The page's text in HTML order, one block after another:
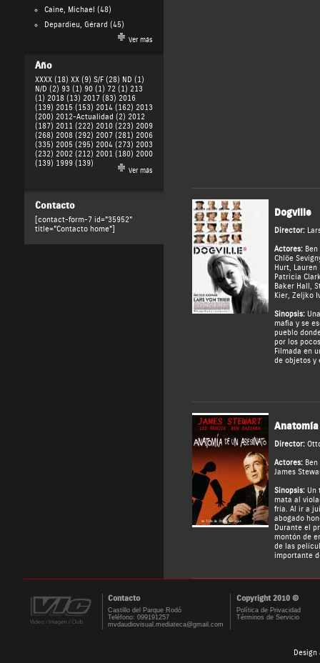
Caine, Michael (48)
Depardieu, Gérard (45)
Ver más
Año
XXXX (18) XX (9) S/F (28) ND (1)
N/D (2) 93 (1) 90 (1) 72 (1) 213
(1) 2018 (13) 2017 (83) 2016
(139) 2015 (153) 2014 (162) 2013
(200) 2012-Actualidad (2) 2012
(187) 2011 (222) 2010 (223) 2009
(268) 2008 (292) 2007 (281) 2006
(335) 2005 (295) 2004 (273) 2003
(232) 2002 (212) 2001 (180) 2000
(139) 1999 (139)
Ver más
Contacto
[contact-form-7 id="35952"
title="Contacto home"]
Dogville
Director:
Actores:
Chlöe
Hurt, Lauren
Patricia
Baker Hall ,
Kier, Zeljko
Sinopsis:
mafia y se
pueblo
por los
Filmada en
de objetos y
Director:
Actores:
James
Sinopsis:Un
mata al
fría. Al ir a
abogado
Durante el
montón de
de las
importante
Contacto Copyright 2010 ©
Castillo del Parque Rodó
Teléfono: 099191257
mvdaudiovisual.mediateca@gmail.com
Política de Privacidad
Términos de Servicio